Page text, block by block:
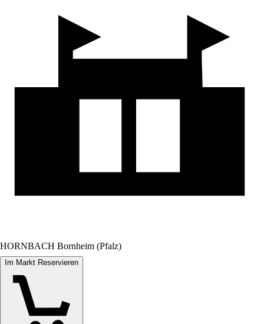
HORNBACH Bornheim (Pfalz)
Im Markt Reservieren